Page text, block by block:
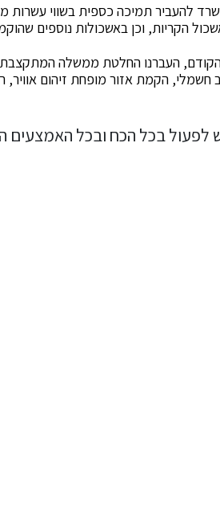
להעביר תמיכה כספית בשווי עשרות
הקריות, וכן באשכולות נוספים
העברנו החלטת ממשלה המתקצבת
הקמת אזור מופחת זיהום אוויר,
לפעול בכל הכח ובכל